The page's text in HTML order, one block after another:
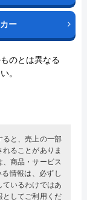
ー
のとは異なる
。
と、売上の一部
ることがありま
商品・サービス
情報は、必ずし
ているわけではあ
としてご利用くだ